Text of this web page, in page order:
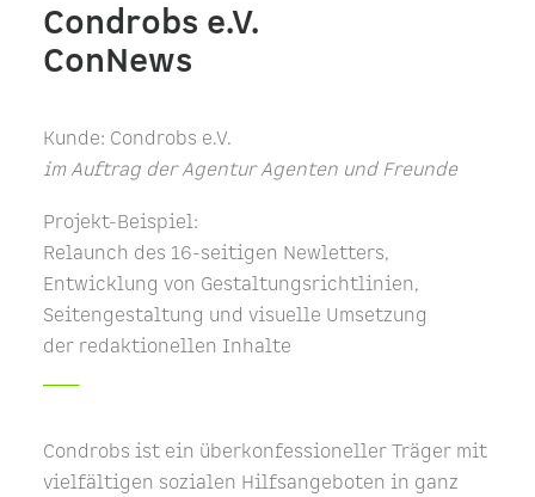
Condrobs e.V.
ConNews
Kunde: Condrobs e.V.
im Auftrag der Agentur Agenten und Freunde
Projekt-Beispiel:
Relaunch des 16-seitigen Newletters,
Entwicklung von Gestaltungsrichtlinien,
Seitengestaltung und visuelle Umsetzung
der redaktionellen Inhalte
_____
Condrobs ist ein überkonfessioneller Träger mit
vielfältigen sozialen Hilfsangeboten in ganz